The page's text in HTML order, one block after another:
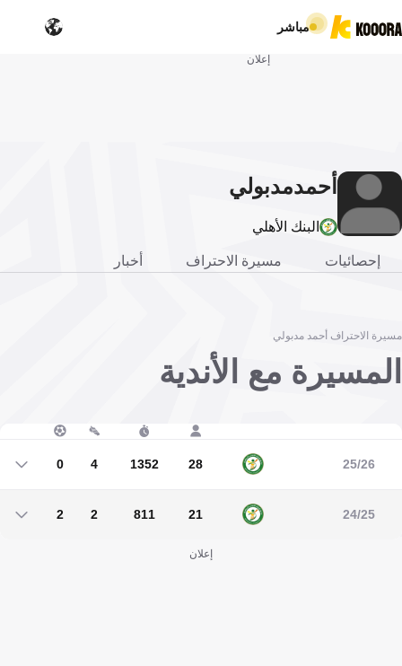
مباشر
إعلان
أحمدمدبولي
البنك الأهلي
إحصائيات مسيرة الاحتراف أخبار
مسيرة الاحتراف أحمد مدبولي
المسيرة مع الأندية
25/26
28
1352
4
0
24/25
21
811
2
2
إعلان